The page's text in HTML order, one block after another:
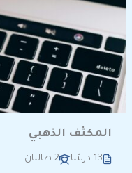
المكثف الذهبي
13 درسًا 2 طالبان